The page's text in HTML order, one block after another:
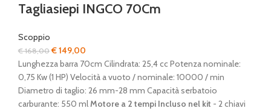
Tagliasiepi INGCO 70Cm
Scoppio
€168,00Il
prezzo
originale
era:
€ 168,00.
€149,00
prezzo
attuale
è:
€ 149,00.
Lunghezza barra 70cm Cilindrata: 25,4 cc Potenza nominale:
0,75 Kw (1 HP) Velocità a vuoto / nominale: 10000 / min
Diametro di taglio: 26 mm-28 mm Capacità serbatoio
carburante: 550 mlMotore a 2 tempi Incluso nel kit - 2 chiavi